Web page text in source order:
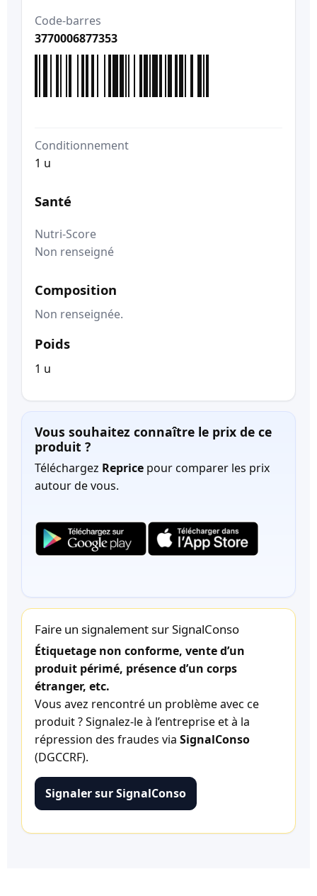
Code-barres
3770006877353
Conditionnement
1 u
Santé
Nutri-Score
Non renseigné
Composition
Non renseignée.
Poids
1 u
Vous souhaitez connaître le prix de ce
produit ?
Téléchargez Reprice pour comparer les prix
autour de vous.
Faire un signalement sur SignalConso
Étiquetage non conforme, vente d’un
produit périmé, présence d’un corps
étranger, etc.
Vous avez rencontré un problème avec ce
produit ? Signalez-le à l’entreprise et à la
répression des fraudes via SignalConso
(DGCCRF).
Signaler sur SignalConso